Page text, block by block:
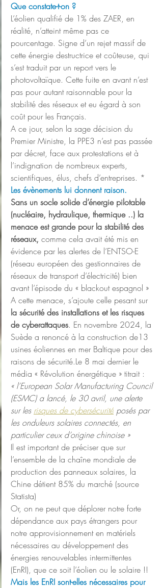
Que constate-t-on ?
L’éolien qualifié de 1% des ZAER, en
réalité, n’atteint même pas ce
pourcentage. Signe d’un rejet massif de
cette énergie destructrice et coûteuse, qui
s’est traduit par un report vers le
photovoltaïque. Cette fuite en avant n’est
pas pour autant raisonnable pour la
stabilité des réseaux et eu égard à son
coût pour les Français.
A ce jour, selon la sage décision du
Premier Ministre, la PPE3 n’est pas passée
par décret, face aux protestations et à
l’indignation de nombreux experts,
scientifiques, élus, chefs d’entreprises. *
Les évènements lui donnent raison.
Sans un socle solide d’énergie pilotable
(nucléaire, hydraulique, thermique ..) la
menace est grande pour la stabilité des
réseaux, comme cela avait été mis en
évidence par les alertes de l’ENTSO-E
(réseau européen des gestionnaires de
réseaux de transport d’électricité) bien
avant l’épisode du « blackout espagnol »
A cette menace, s’ajoute celle pesant sur
la sécurité des installations et les risques
de cyberattaques. En novembre 2024, la
Suède a renoncé à la construction de13
usines éoliennes en mer Baltique pour des
raisons de sécurité.Le 8 mai dernier le
média « Révolution énergétique » titrait :
« l’European Solar Manufacturing Council
(ESMC) a lancé, le 30 avril, une alerte
sur les risques de cybersécurité posés par
les onduleurs solaires connectés, en
particulier ceux d’origine chinoise »
Il est important de préciser que sur
l’ensemble de la chaîne mondiale de
production des panneaux solaires, la
Chine détient 85% du marché (source
Statista)
Or, on ne peut que déplorer notre forte
dépendance aux pays étrangers pour
notre approvisionnement en matériels
nécessaires au développement des
énergies renouvelables intermittentes
(EnRI), que ce soit l’éolien ou le solaire !!
Mais les EnRI sont-elles nécessaires pour